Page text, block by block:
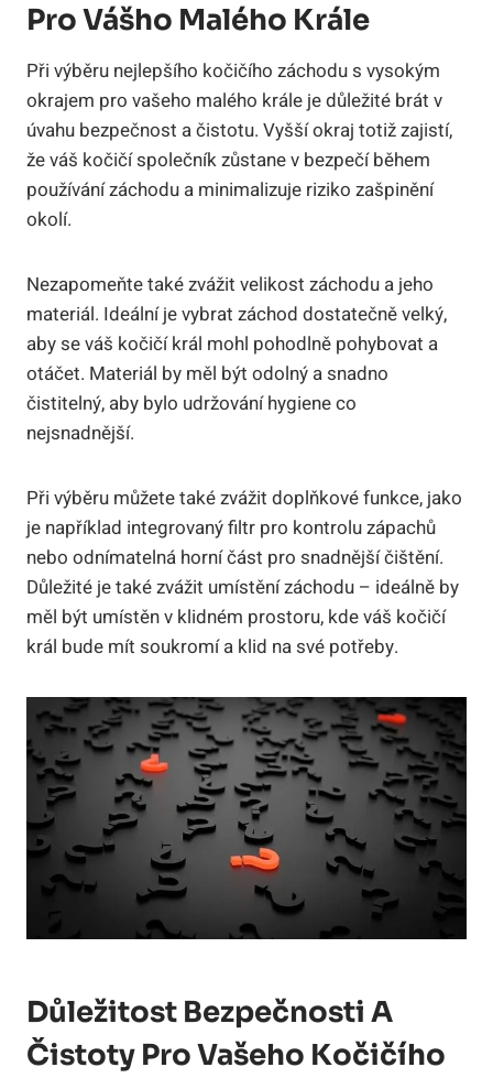
Pro Vášho Malého Krále
Při výběru nejlepšího kočičího záchodu s vysokým
okrajem pro vašeho malého krále je důležité brát v
úvahu bezpečnost a čistotu. Vyšší okraj totiž zajistí,
že váš kočičí společník zůstane v bezpečí během
používání záchodu a minimalizuje riziko zašpinění
okolí.
Nezapomeňte také zvážit velikost záchodu a jeho
materiál. Ideální je vybrat záchod dostatečně velký,
aby se váš kočičí král mohl pohodlně pohybovat a
otáčet. Materiál by měl být odolný a snadno
čistitelný, aby bylo udržování hygiene co
nejsnadnější.
Při výběru můžete také zvážit doplňkové funkce, jako
je například integrovaný filtr pro kontrolu zápachů
nebo odnímatelná horní část pro snadnější čištění.
Důležité je také zvážit umístění záchodu – ideálně by
měl být umístěn v klidném prostoru, kde váš kočičí
král bude mít soukromí a klid na své potřeby.
Důležitost Bezpečnosti A
Čistoty Pro Vašeho Kočičího